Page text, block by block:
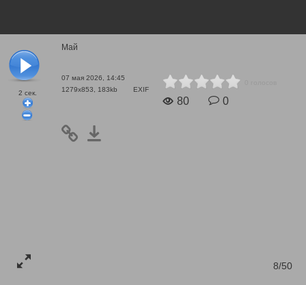
2 сек.
Май
07 мая 2026, 14:45
1279x853, 183kb
EXIF
80 0
8/50